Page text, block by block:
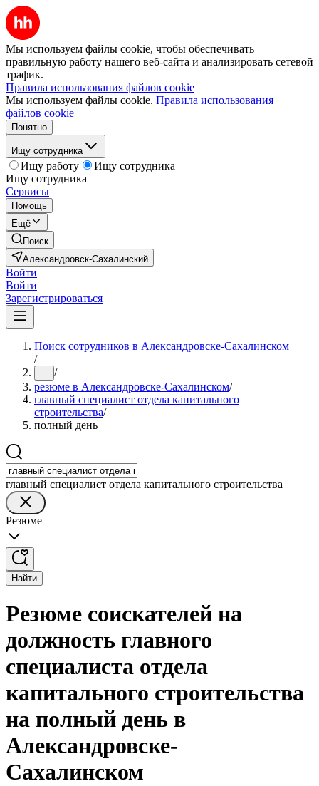
Мы используем файлы cookie, чтобы обеспечивать
правильную работу нашего веб-сайта и анализировать сетевой
трафик.
Правила использования файлов cookie
Мы используем файлы cookie. Правила использования
файлов cookie
Понятно
Ищу сотрудника
Ищу работу
Ищу сотрудника
Ищу сотрудника
Сервисы
Помощь
Ещё
Поиск
Александровск-Сахалинский
Войти
Войти
Зарегистрироваться
Поиск сотрудников в Александровске-Сахалинском
/
... /
резюме в Александровске-Сахалинском/
главный специалист отдела капитального
строительства/
полный день
главный специалист отдела капитального строительства
Резюме
Найти
Резюме соискателей на
должность главного
специалиста отдела
капитального строительства
на полный день в
Александровске-
Сахалинском